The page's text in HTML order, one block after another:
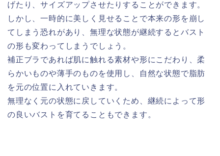
げたり、サイズアップさせたりすることができます。
しかし、一時的に美しく見せることで本来の形を崩し
てしまう恐れがあり、無理な状態が継続するとバスト
の形も変わってしまうでしょう。
補正ブラであれば肌に触れる素材や形にこだわり、柔
らかいものや薄手のものを使用し、自然な状態で脂肪
を元の位置に入れていきます。
無理なく元の状態に戻していくため、継続によって形
の良いバストを育てることもできます。